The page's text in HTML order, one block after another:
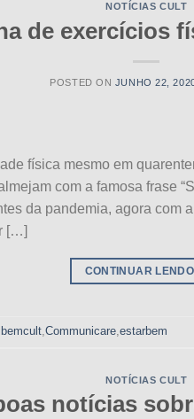
NOTÍCIAS CULT
de exercícios
POSTED ON JUNHO 22,
física mesmo em
com a famosa frase
da pandemia, agora com
[…]
CONTINUAR LENDO
bemcult,Communicare,estarbem
NOTÍCIAS CULT
notícias